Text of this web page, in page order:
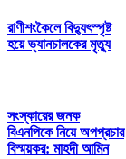
রাণীশংকৈলে বিদ্যুৎস্পৃষ্ট
হয়ে ভ্যানচালকের মৃত্যু
সংস্কারের জনক
বিএনপিকে নিয়ে অপপ্রচার
বিস্ময়কর: মাহদী আমিন